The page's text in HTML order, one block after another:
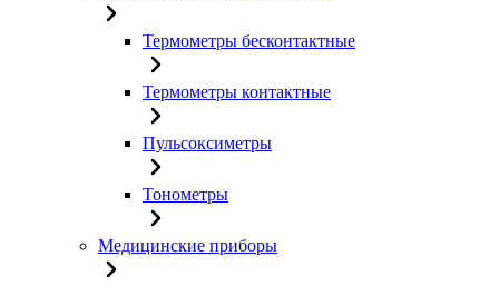
Термометры бесконтактные
Термометры контактные
Пульсоксиметры
Тонометры
Медицинские приборы